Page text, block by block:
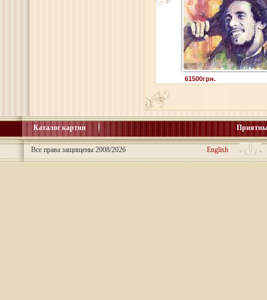
61500грн.
Каталог картин
Все права защищены 2008/2026 English